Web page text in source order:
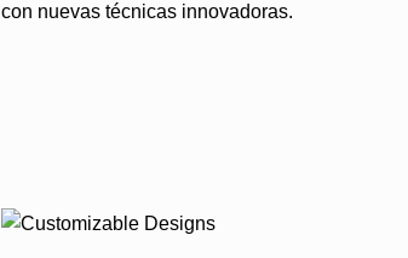
con nuevas técnicas innovadoras.